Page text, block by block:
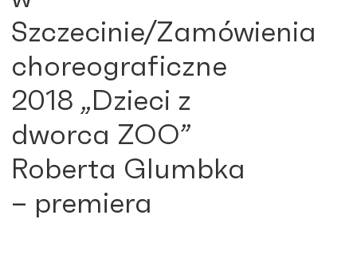
Szczecinie/Zamówienia
choreograficzne
2018 „Dzieci z
dworca ZOO”
Roberta Glumbka
– premiera